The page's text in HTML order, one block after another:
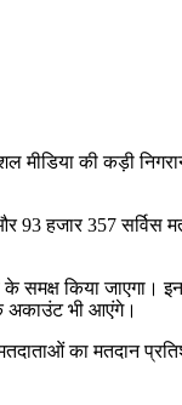
मीडिया की कड़ी
93 हजार 357 सर्विस
समक्ष किया जाएगा।
अकाउंट भी आएंगे।
का मतदान